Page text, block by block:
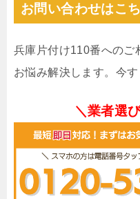
お問い合わせはこ
兵庫片付け110番へのご
お悩み解決します。今す
＼業者選